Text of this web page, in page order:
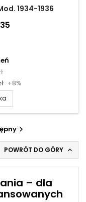
1934-1936
+8%

POWRÓT DO GÓRY 
– dla